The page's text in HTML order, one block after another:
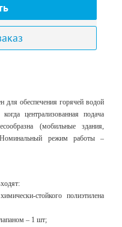
для обеспечения горячей водой
централизованная подача
(мобильные здания,
режим работы –
стойкого полиэтилена
– 1 шт;